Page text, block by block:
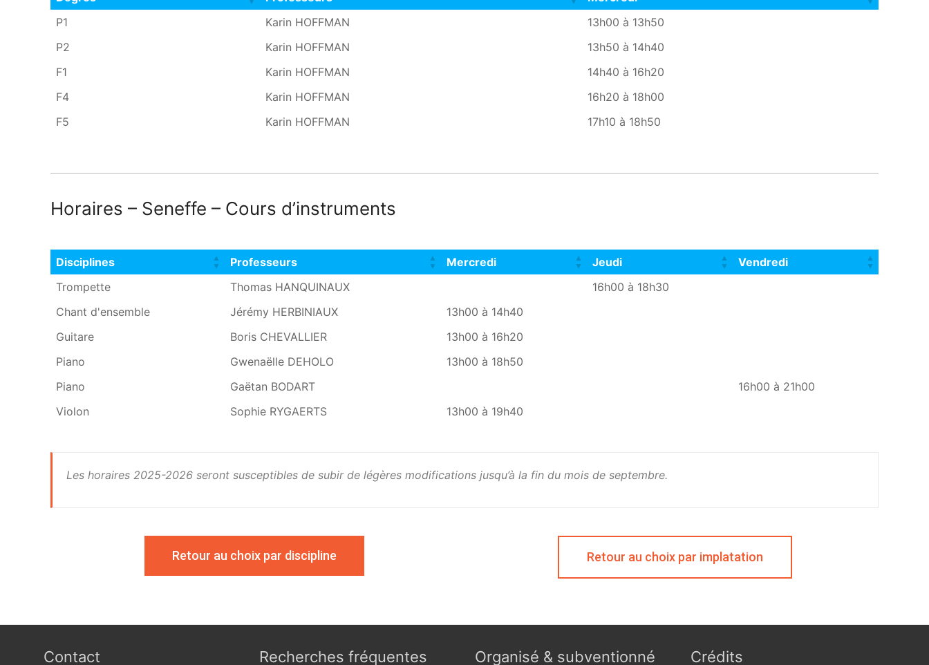
Degrés
Professeurs Mercredi
P1 Karin HOFFMAN
13h00 à 13h50
P2
Karin HOFFMAN
13h50 à 14h40
F1
Karin HOFFMAN
14h40 à 16h20
F4
Karin HOFFMAN
16h20 à 18h00
F5
Karin HOFFMAN 17h10 à 18h50
Horaires – Seneffe – Cours d’instruments
Disciplines Professeurs Mercredi Jeudi
Vendredi
Disciplines
Professeurs Jeudi
Trompette Thomas HANQUINAUX
16h00 à 18h30
Chant d'ensemble
Jérémy HERBINIAUX
13h00 à 14h40
Guitare
Boris CHEVALLIER
13h00 à 16h20
Piano
Gwenaëlle DEHOLO
13h00 à 18h50
Piano
Gaëtan BODART
16h00 à 21h00
Violon
Sophie RYGAERTS 13h00 à 19h40
Les horaires 2025-2026 seront susceptibles de subir de légères modifications jusqu’à la fin du mois de septembre.
Retour au choix par discipline Retour au choix par implatation
Contact Recherches fréquentes Organisé & subventionné Crédits